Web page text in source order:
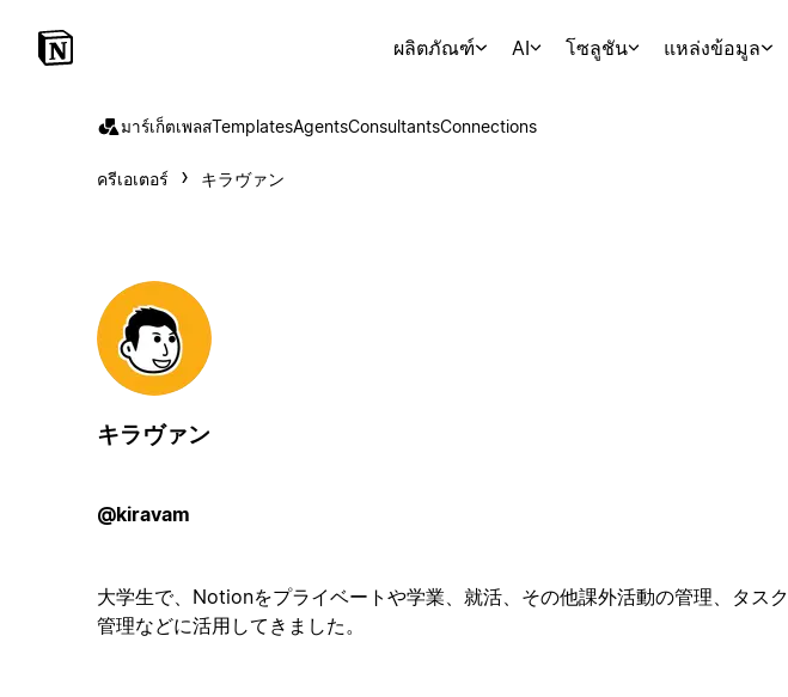
ผลิตภัณฑ์ AI โซลูชัน แหล่งข้อมูล
มาร์เก็ตเพลสTemplatesAgentsConsultantsConnections
ครีเอเตอร์ キラヴァン
キラヴァン
@kiravam
大学生で、Notionをプライベートや学業、就活、その他課外活動の管理、タスク
管理などに活用してきました。